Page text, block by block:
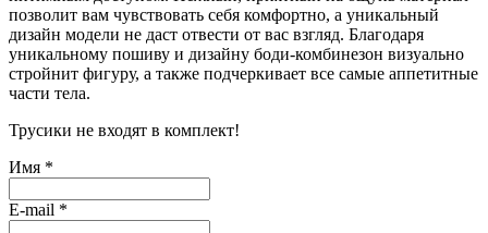
позволит вам чувствовать себя комфортно, а уникальный
дизайн модели не даст отвести от вас взгляд. Благодаря
уникальному пошиву и дизайну боди-комбинезон визуально
стройнит фигуру, а также подчеркивает все самые аппетитные
части тела.
Трусики не входят в комплект!
Имя *
E-mail *